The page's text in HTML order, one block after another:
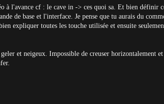
à l'avance cf : le cave in -> ces quoi sa. Et bien définir
de base et l'interface. Je pense que tu aurais du
expliquer toutes les touche utilisée et ensuite
et neigeux. Impossible de creuser horizontalement et